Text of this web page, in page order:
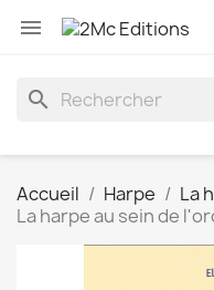

search
Accueil Harpe
La
La harpe au sein de